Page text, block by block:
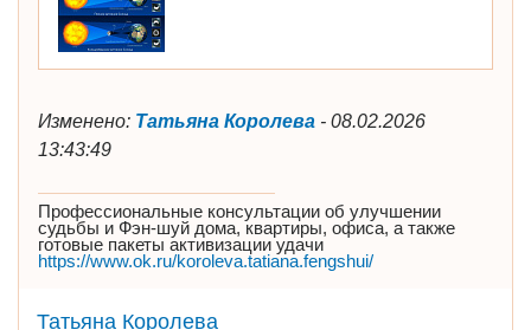
Изменено: Татьяна Королева - 08.02.2026
13:43:49
Профессиональные консультации об улучшении
судьбы и Фэн-шуй дома, квартиры, офиса, а также
готовые пакеты активизации удачи
https://www.ok.ru/koroleva.tatiana.fengshui/
Татьяна Королева